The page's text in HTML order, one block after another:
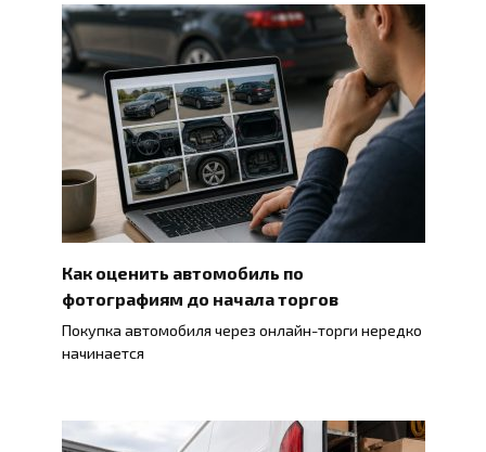
Как оценить автомобиль по
фотографиям до начала торгов
Покупка автомобиля через онлайн-торги нередко
начинается